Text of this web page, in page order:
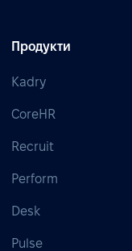
Продукти
Kadry
CoreHR
Recruit
Perform
Desk
Pulse